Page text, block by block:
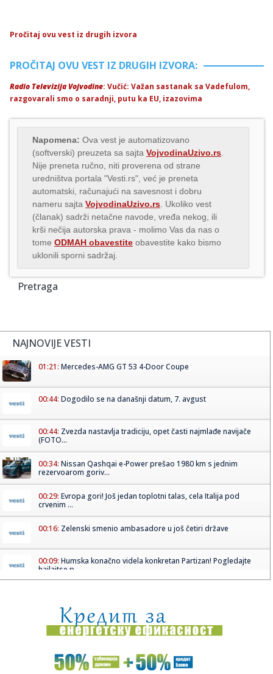
Pročitaj ovu vest iz drugih izvora
PROČITAJ OVU VEST IZ DRUGIH IZVORA:
Radio Televizija Vojvodine: Vučić: Važan sastanak sa Vadefulom,
razgovarali smo o saradnji, putu ka EU, izazovima
Napomena: Ova vest je automatizovano
(softverski) preuzeta sa sajta VojvodinaUzivo.rs
Nije preneta ručno, niti proverena od strane
uredništva portala "Vesti.rs", već je preneta
automatski, računajući na savesnost i dobru
nameru sajta VojvodinaUzivo.rs . Ukoliko vest
(članak) sadrži netačne navode, vređa nekog, ili
krši nečija autorska prava - molimo Vas da nas o
tome ODMAH obavestite obavestite kako bismo
uklonili sporni sadržaj.
Pretraga
NAJNOVIJE VESTI
01:21: Mercedes-AMG GT 53 4-Door Coupe
00:44: Dogodilo se na današnji datum, 7. avgust
00:44: Zvezda nastavlja tradiciju, opet časti najmlađe navijače
(FOTO...
00:34: Nissan Qashqai e-Power prešao 1980 km s jednim
rezervoarom goriv...
00:29: Evropa gori! Još jedan toplotni talas, cela Italija pod
crvenim ...
00:16: Zelenski smenio ambasadore u još četiri države
00:09: Humska konačno videla konkretan Partizan! Pogledajte
hajlajtse p...
00:04:Vukotić ne zna ko je Baba: "Vidim da ga svi hvale"
00:01:Na današnji dan, 7. avgust